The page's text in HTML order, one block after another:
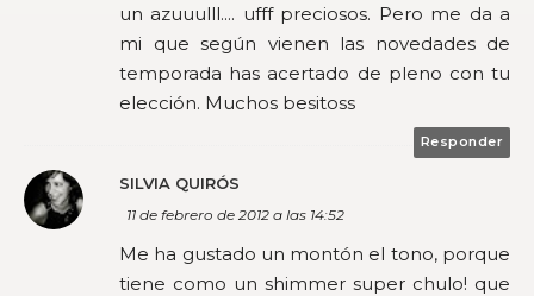
un azuuulll.... ufff preciosos. Pero me da a
mi que según vienen las novedades de
temporada has acertado de pleno con tu
elección. Muchos besitoss
Responder
SILVIA QUIRÓS
11 de febrero de 2012 a las 14:52
Me ha gustado un montón el tono, porque
tiene como un shimmer super chulo! que